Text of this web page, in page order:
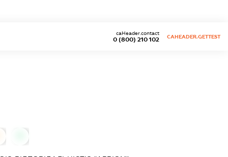
0 (800) 210 102
caHeader.contact
CAHEADER.GETTEST